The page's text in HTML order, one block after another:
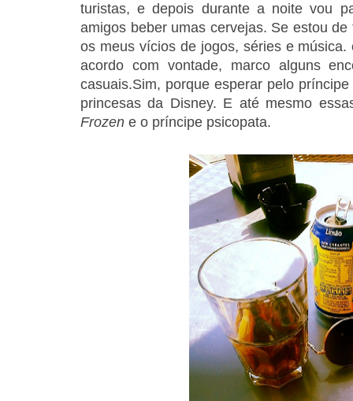
turistas, e depois durante a noite vou
amigos beber umas cervejas. Se estou
os meus vícios de jogos, séries e
acordo com vontade, marco alguns
casuais.Sim, porque esperar pelo
princesas da Disney. E até mesmo
Frozen e o príncipe psicopata.